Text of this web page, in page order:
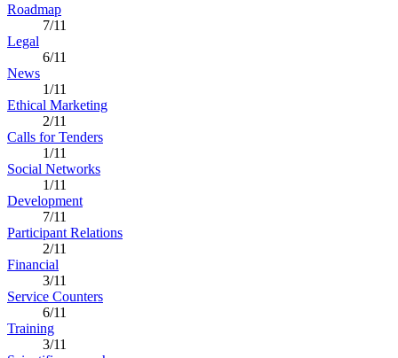
Roadmap
7/11
Legal
6/11
News
1/11
Ethical Marketing
2/11
Calls for Tenders
1/11
Social Networks
1/11
Development
7/11
Participant Relations
2/11
Financial
3/11
Service Counters
6/11
Training
3/11